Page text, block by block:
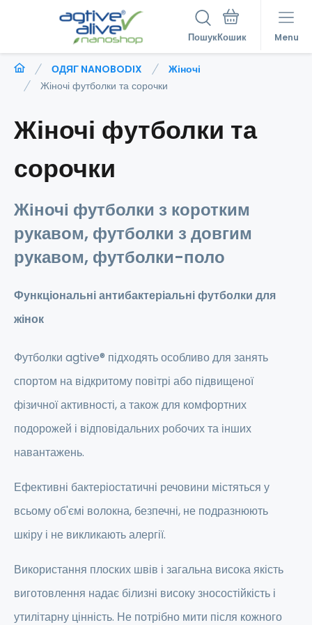
Пошук Menu
ОДЯГ NANOBODIX
Жіночі
Жіночі футболки та сорочки
Жіночі футболки та
сорочки
Жіночі футболки з коротким
рукавом, футболки з довгим
рукавом, футболки-поло
Функціональні антибактеріальні футболки для
жінок
Футболки agtive® підходять особливо для занять
спортом на відкритому повітрі або підвищеної
фізичної активності, а також для комфортних
подорожей і відповідальних робочих та інших
навантажень.
Ефективні бактеріостатичні речовини містяться у
всьому об'ємі волокна, безпечні, не подразнюють
шкіру і не викликають алергії.
Використання плоских швів і загальна висока якість
виготовлення надає білизні високу зносостійкість і
утилітарну цінність. Не потрібно мити після кожного